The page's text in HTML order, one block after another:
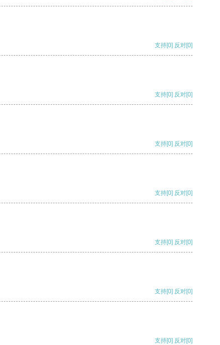
支持[0] 反对[0]
支持[0] 反对[0]
支持[0] 反对[0]
支持[0] 反对[0]
支持[0] 反对[0]
支持[0] 反对[0]
支持[0] 反对[0]